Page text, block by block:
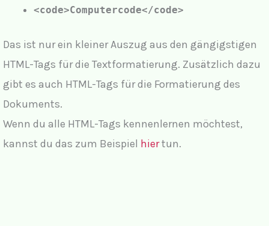
<code>Computercode</code>
Das ist nur ein kleiner Auszug aus den gängigstigen
HTML-Tags für die Textformatierung. Zusätzlich dazu
gibt es auch HTML-Tags für die Formatierung des
Dokuments.
Wenn du alle HTML-Tags kennenlernen möchtest,
kannst du das zum Beispiel hiertun.